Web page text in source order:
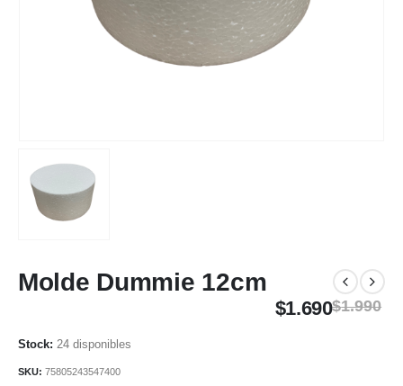
Molde Dummie 12cm
$1.990
$1.690
24 disponibles
SKU: 75805243547400